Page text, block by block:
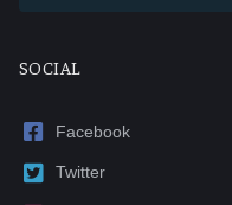
SOCIAL
Facebook
Twitter